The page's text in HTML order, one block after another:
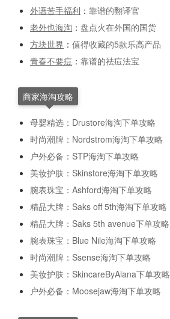
外语苦手福利 ： 靠谱的翻译官
老外也海淘 ： 盘点火在外国的国货
方块世界 ： 值得收藏的5款乐高产品
青春不要痘 ： 靠谱的祛痘法宝
商家海淘攻略
母婴精选：Drustore海淘下单攻略
时尚潮牌：Nordstrom海淘下单攻略
户外必备：STP海淘下单攻略
美妆护肤：Skinstore海淘下单攻略
腕表珠宝：Ashford海淘下单攻略
精品大牌：Saks off 5th海淘下单攻略
精品大牌：Saks 5th avenue下单攻略
腕表珠宝：Blue Nile海淘下单攻略
时尚潮牌：Ssense海淘下单攻略
美妆护肤：SkincareByAlana下单攻略
户外必备：Moosejaw海淘下单攻略